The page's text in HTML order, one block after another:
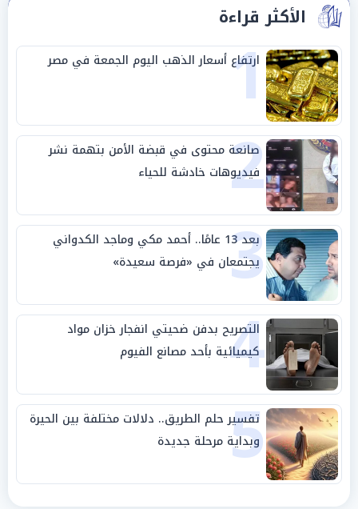
الأكثر قراءة
1
ارتفاع أسعار الذهب اليوم الجمعة في مصر
2
صانعة محتوى في قبضة الأمن بتهمة نشر
فيديوهات خادشة للحياء
3 بعد 13 عامًا.. أحمد مكي وماجد الكدواني
يجتمعان في «فرصة سعيدة»
4
التصريح بدفن ضحيتي انفجار خزان مواد
كيميائية بأحد مصانع الفيوم
5
تفسير حلم الطريق.. دلالات مختلفة بين الحيرة
وبداية مرحلة جديدة